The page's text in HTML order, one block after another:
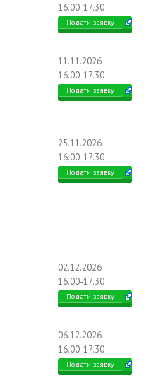
16.00-17.30
Подати заявку
11.11.2026
16.00-17.30
Подати заявку
25.11.2026
16.00-17.30
Подати заявку
02.12.2026
16.00-17.30
Подати заявку
06.12.2026
16.00-17.30
Подати заявку